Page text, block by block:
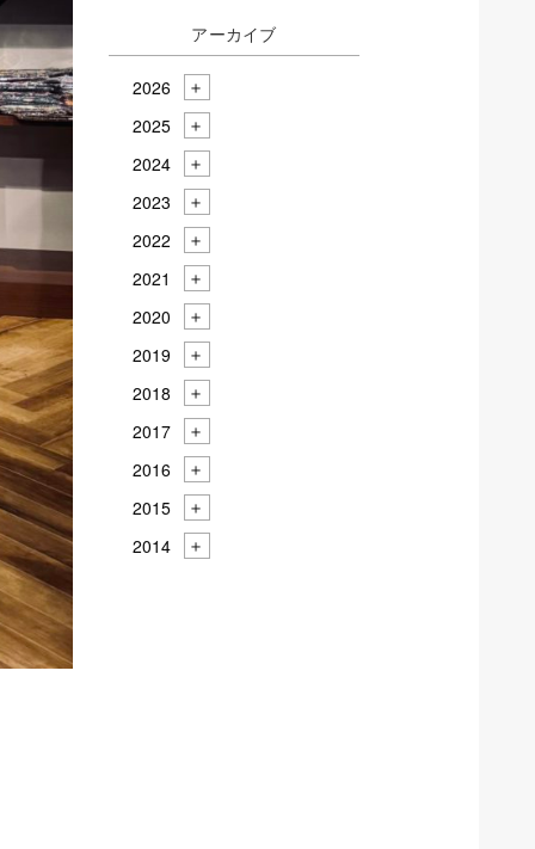
アーカイブ
2026
2025
2024
2023
2022
2021
2020
2019
2018
2017
2016
2015
2014